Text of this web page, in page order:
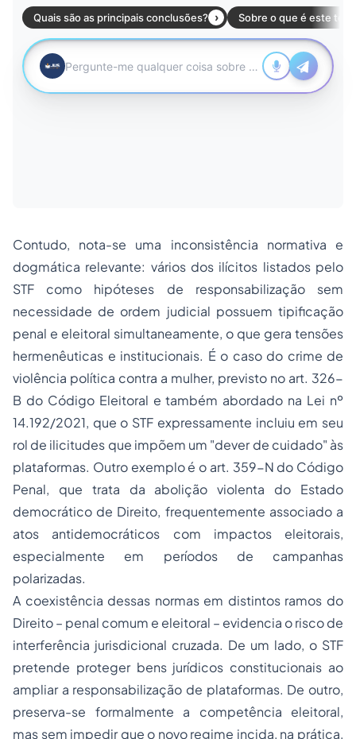
Contudo, nota-se uma inconsistência normativa e
dogmática relevante: vários dos ilícitos listados pelo
STF como hipóteses de responsabilização sem
necessidade de ordem judicial possuem tipificação
penal e eleitoral simultaneamente, o que gera tensões
hermenêuticas e institucionais. É o caso do crime de
violência política contra a mulher, previsto no art. 326-
B do Código Eleitoral e também abordado na Lei nº
14.192/2021, que o STF expressamente incluiu em seu
rol de ilicitudes que impõem um "dever de cuidado" às
plataformas. Outro exemplo é o art. 359-N do Código
Penal, que trata da abolição violenta do Estado
democrático de Direito, frequentemente associado a
atos antidemocráticos com impactos eleitorais,
especialmente em períodos de campanhas
polarizadas.
A coexistência dessas normas em distintos ramos do
Direito – penal comum e eleitoral – evidencia o risco de
interferência jurisdicional cruzada. De um lado, o STF
pretende proteger bens jurídicos constitucionais ao
ampliar a responsabilização de plataformas. De outro,
preserva-se formalmente a competência eleitoral,
mas sem impedir que o novo regime incida, na prática,